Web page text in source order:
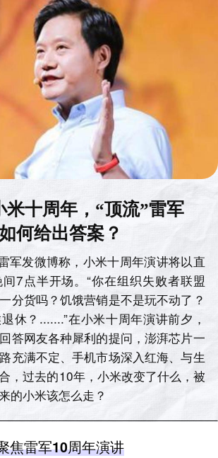
米十周年，“顶流”雷军
何给出答案？
军发微博称，小米十周年演讲将以直
7点半开场。“你在组织失败者联盟
分货吗？饥饿营销是不是玩不动了？
休？.......”在小米十周年演讲前夕，
答网友各种犀利的提问，澎湃芯片一
充满不定、手机市场深入红海、与生
，过去的10年，小米改变了什么，被
的小米该怎么走？
焦雷军10周年演讲